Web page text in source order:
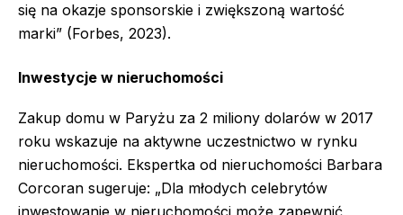
się na okazje sponsorskie i zwiększoną wartość
marki” (Forbes, 2023).
Inwestycje w nieruchomości
Zakup domu w Paryżu za 2 miliony dolarów w 2017
roku wskazuje na aktywne uczestnictwo w rynku
nieruchomości. Ekspertka od nieruchomości Barbara
Corcoran sugeruje: „Dla młodych celebrytów